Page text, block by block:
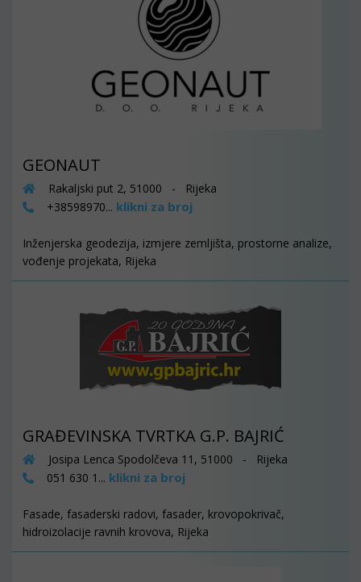
GEONAUT
Rakaljski put 2, 51000 - Rijeka
+38598970... klikni za broj
Inženjerska geodezija, izmjere zemljišta, prostorne analize,
vođenje projekata, Rijeka
GRAĐEVINSKA TVRTKA G.P. BAJRIĆ
Josipa Lenca Spodolčeva 11, 51000 - Rijeka
051 630 1... klikni za broj
Fasade, fasaderski radovi, fasader, krovopokrivač,
hidroizolacije ravnih krovova, Rijeka